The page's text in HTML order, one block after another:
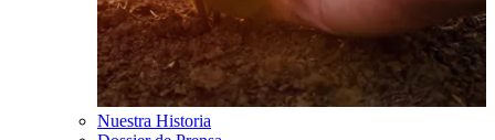
Nuestra Historia